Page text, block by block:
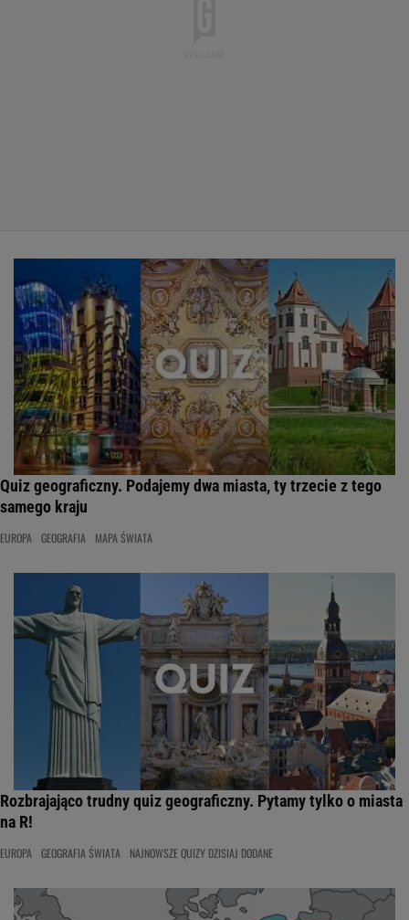
Quiz geograficzny. Podajemy dwa miasta, ty trzecie z tego
samego kraju
EUROPA GEOGRAFIA MAPA ŚWIATA
Rozbrajająco trudny quiz geograficzny. Pytamy tylko o miasta
na R!
EUROPA GEOGRAFIA ŚWIATA NAJNOWSZE QUIZY DZISIAJ DODANE